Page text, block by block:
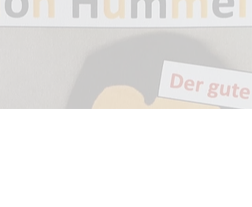
Produktbeschreibung:
Auflage 2017